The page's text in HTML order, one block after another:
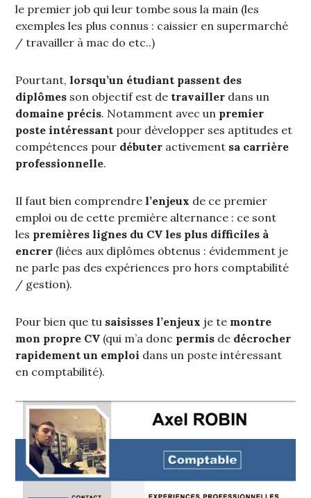
le premier job qui leur tombe sous la main (les
exemples les plus connus : caissier en supermarché
/ travailler à mac do etc..)
Pourtant,lorsqu’un étudiant passent des
diplômes son objectif est de travailler dans un
domaine précis. Notamment avec un premier
poste intéressant pour développer ses aptitudes et
compétences pour débuter activement sa carrière
professionnelle.
Il faut bien comprendrel’enjeux de ce premier
emploi ou de cette première alternance : ce sont
les premières lignes du CV les plus difficiles à
encrer (liées aux diplômes obtenus : évidemment je
ne parle pas des expériences pro hors comptabilité
/ gestion).
Pour bien que tu saisisses l’enjeux je te montre
mon propre CV (qui m’a donc permis de décrocher
rapidement un emploi dans un poste intéressant
en comptabilité).